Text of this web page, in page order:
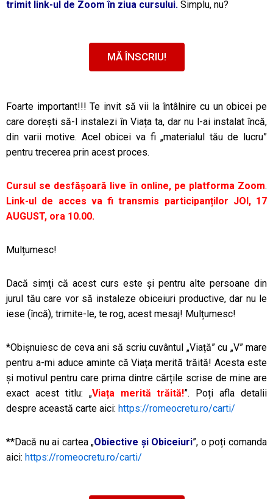
trimit link-ul de Zoom în ziua cursului. Simplu, nu?
MĂ ÎNSCRIU!
Foarte important!!! Te invit să vii la întâlnire cu un obicei pe
care dorești să-l instalezi în Viața ta, dar nu l-ai instalat încă,
din varii motive. Acel obicei va fi „materialul tău de lucru”
pentru trecerea prin acest proces.
Cursul se desfășoară live în online, pe platforma Zoom.
Link-ul de acces va fi transmis participanților JOI, 17
AUGUST, ora 10.00.
Mulțumesc!
Dacă simți că acest curs este și pentru alte persoane din
jurul tău care vor să instaleze obiceiuri productive, dar nu le
iese (încă), trimite-le, te rog, acest mesaj! Mulțumesc!
*Obișnuiesc de ceva ani să scriu cuvântul „Viață” cu „V” mare
pentru a-mi aduce aminte că Viața merită trăită! Acesta este
și motivul pentru care prima dintre cărțile scrise de mine are
exact acest titlu: „Viața merită trăită!”. Poți afla detalii
despre această carte aici: https://romeocretu.ro/carti/
**Dacă nu ai cartea „Obiective și Obiceiuri”, o poți comanda
aici: https://romeocretu.ro/carti/